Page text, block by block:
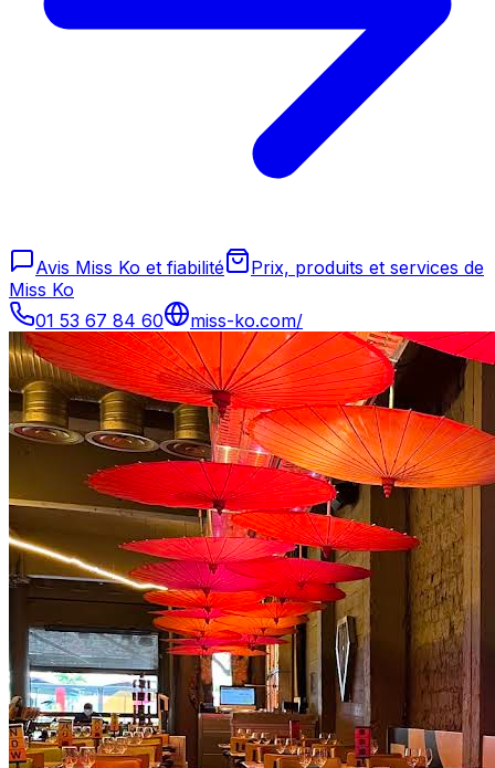
Avis Miss Ko et fiabilité
Prix, produits et services de
Miss Ko
01 53 67 84 60
miss-ko.com/